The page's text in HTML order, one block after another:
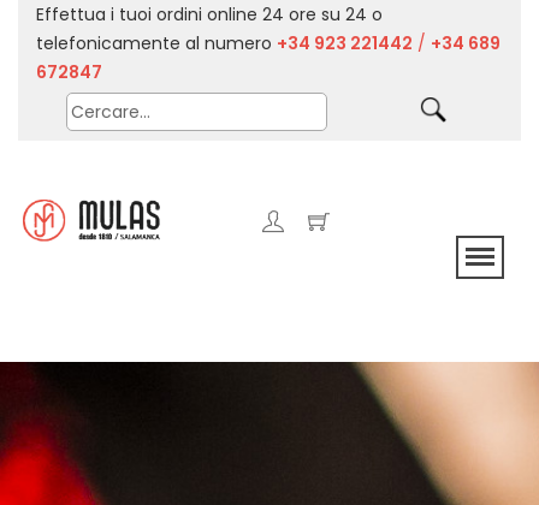
Effettua i tuoi ordini online 24 ore su 24 o
telefonicamente al numero +34 923 221442 / +34 689
672847